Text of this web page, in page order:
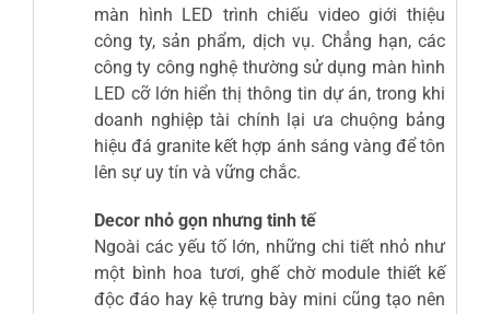
màn hình LED trình chiếu video giới thiệu
công ty, sản phẩm, dịch vụ. Chẳng hạn, các
công ty công nghệ thường sử dụng màn hình
LED cỡ lớn hiển thị thông tin dự án, trong khi
doanh nghiệp tài chính lại ưa chuộng bảng
hiệu đá granite kết hợp ánh sáng vàng để tôn
lên sự uy tín và vững chắc.
Decor nhỏ gọn nhưng tinh tế
Ngoài các yếu tố lớn, những chi tiết nhỏ như
một bình hoa tươi, ghế chờ module thiết kế
độc đáo hay kệ trưng bày mini cũng tạo nên